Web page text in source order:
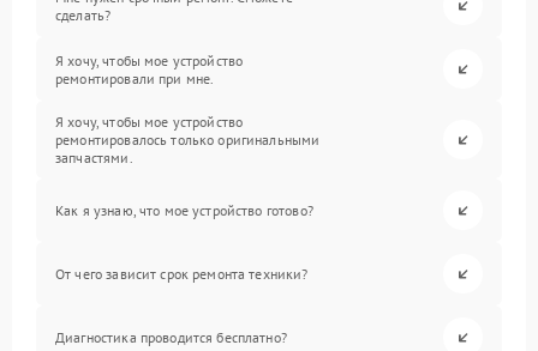
сделать?
Я хочу, чтобы мое устройство
ремонтировали при мне.
Я хочу, чтобы мое устройство
ремонтировалось только оригинальными
запчастями.
Как я узнаю, что мое устройство готово?
От чего зависит срок ремонта техники?
Диагностика проводится бесплатно?